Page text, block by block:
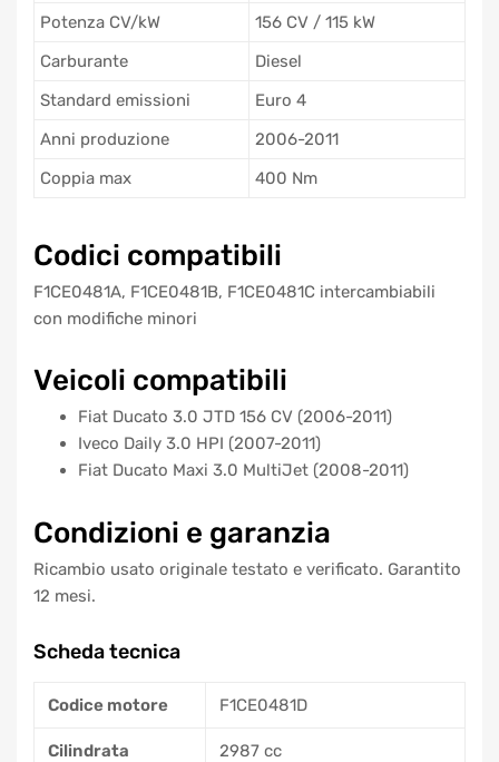
Potenza CV/kW
156 CV / 115 kW
Carburante
Diesel
Standard emissioni
Euro 4
Anni produzione
2006-2011
Coppia max
400 Nm
Codici compatibili
F1CE0481A, F1CE0481B, F1CE0481C intercambiabili
con modifiche minori
Veicoli compatibili
Fiat Ducato 3.0 JTD 156 CV (2006-2011)
Iveco Daily 3.0 HPI (2007-2011)
Fiat Ducato Maxi 3.0 MultiJet (2008-2011)
Condizioni e garanzia
Ricambio usato originale testato e verificato. Garantito
12 mesi.
Scheda tecnica
Codice motore F1CE0481D
Cilindrata 2987 cc